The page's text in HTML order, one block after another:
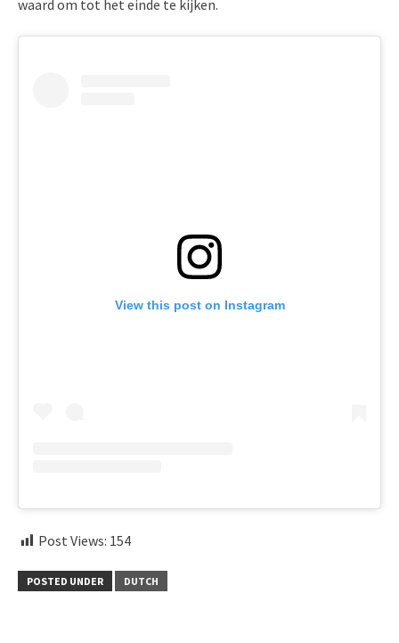
waard om tot het einde te kijken.
View this post on Instagram
Post Views: 154
POSTED UNDER DUTCH